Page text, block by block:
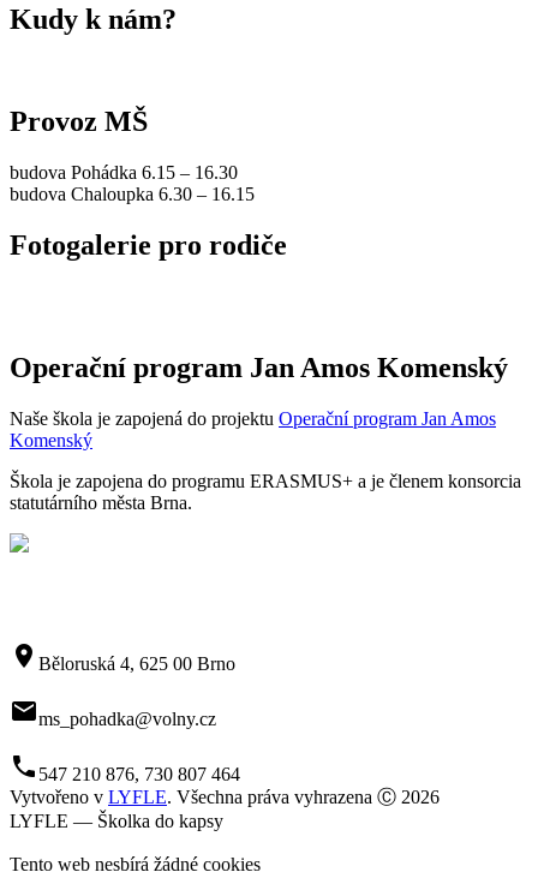
Kudy k nám?
Provoz MŠ
budova Pohádka 6.15 – 16.30
budova Chaloupka 6.30 – 16.15
Fotogalerie pro rodiče
Operační program Jan Amos Komenský
Naše škola je zapojená do projektu Operační program Jan Amos
Komenský
Škola je zapojena do programu ERASMUS+ a je členem konsorcia
statutárního města Brna.
room Běloruská 4, 625 00 Brno
mailms_pohadka@volny.cz
phone 547 210 876, 730 807 464
Vytvořeno v LYFLE. Všechna práva vyhrazena Ⓒ 2026
LYFLE — Školka do kapsy
Tento web nesbírá žádné cookies